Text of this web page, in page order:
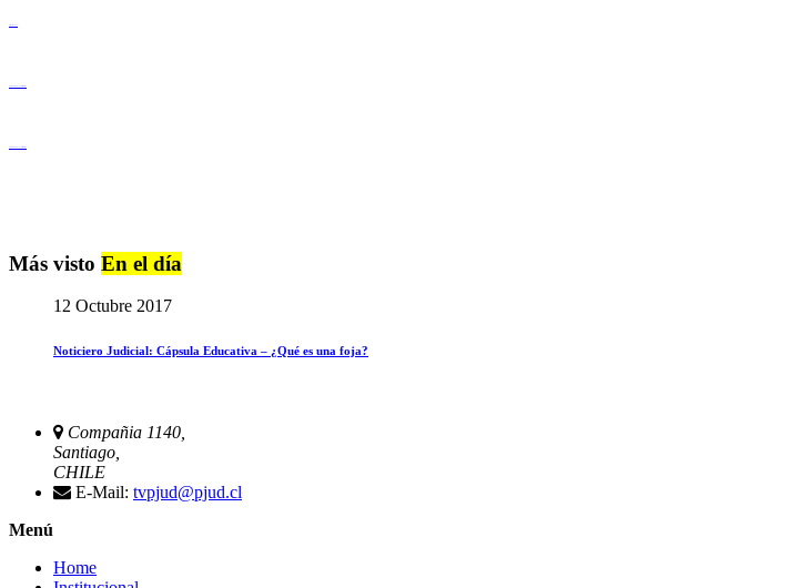
Más visto En el día
12 Octubre 2017
Noticiero Judicial: Cápsula Educativa – ¿Qué es una foja?
Compañia 1140,
Santiago,
CHILE
E-Mail: tvpjud@pjud.cl
Menú
Home